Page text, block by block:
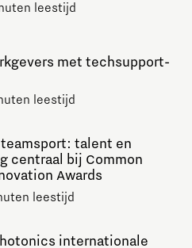
leestijd
met techsupport-
leestijd
talent en
centraal bij Common
Awards
leestijd
internationale